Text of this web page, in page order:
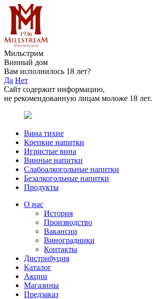
Мильстрим
Винный дом
Вам исполнилось 18 лет?
Да Нет
Сайт содержит информацию,
не рекомендованную лицам моложе 18 лет.
Вина тихие
Крепкие напитки
Игристые вина
Винные напитки
Слабоалкогольные напитки
Безалкогольные напитки
Продукты
О нас
История
Производство
Вакансии
Виноградники
Контакты
Дистрибуция
Каталог
Акции
Магазины
Предзаказ